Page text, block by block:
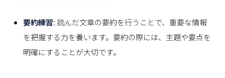
要約練習: 読んだ文章の要約を行うことで、重要な情報
を把握する力を養います。要約の際には、主題や要点を
明確にすることが大切です。